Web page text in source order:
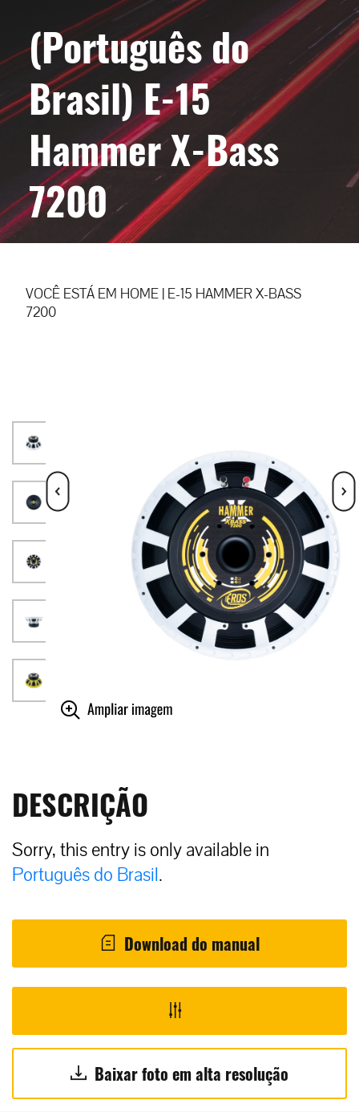
(Português do
Brasil) E-15
Hammer X-Bass
7200
VOCÊ ESTÁ EM HOME | E-15 HAMMER X-BASS
7200
DESCRIÇÃO
Sorry, this entry is only available in
Português do Brasil.
Download do manual
Baixar foto em alta resolução